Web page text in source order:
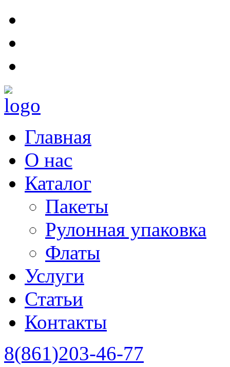
Главная
О нас
Каталог
Пакеты
Рулонная упаковка
Флаты
Услуги
Статьи
Контакты
8(861)203-46-77